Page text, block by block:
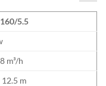
5.5
m³/h
12.5 m